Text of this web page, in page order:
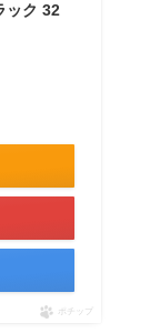
ック 32
ポチップ